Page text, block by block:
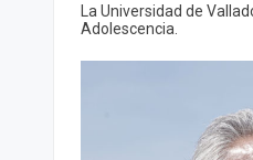
La Universidad de
Adolescencia.